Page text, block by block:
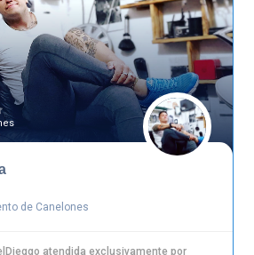
de Canelones
atendida exclusivamente por